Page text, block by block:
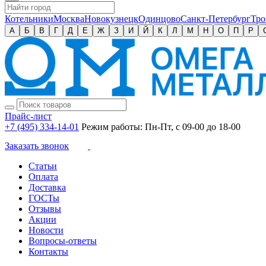
КотельникиМоскваНовокузнецкОдинцовоСанкт-Петербург
А Б В Г Д Е Ж З И Й К Л М Н О П Р
Прайс-лист
+7 (495) 334-14-01 Режим работы: Пн-Пт, с 09-00 до 18-00
Заказать звонок
Статьи
Оплата
Доставка
ГОСТы
Отзывы
Акции
Новости
Вопросы-ответы
Контакты